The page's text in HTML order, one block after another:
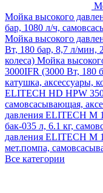
Мойка высокого
бар, 1080 л/ч,
Мойка высокого
Вт, 180 бар, 8,7 л/мин,
колеса) Мойка
3000IFR (3000 Вт, 180
катушка, аксессуары,
ELITECH HD HPW
самовсасывающая,
давления ELITECH M
бак-035 л, 6.1 кг,
давления ELITECH М
мет.помпа,
Все категории